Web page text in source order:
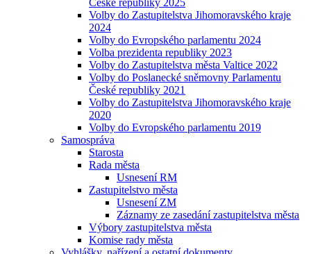
České republiky 2025
Volby do Zastupitelstva Jihomoravského kraje
2024
Volby do Evropského parlamentu 2024
Volba prezidenta republiky 2023
Volby do Zastupitelstva města Valtice 2022
Volby do Poslanecké sněmovny Parlamentu
České republiky 2021
Volby do Zastupitelstva Jihomoravského kraje
2020
Volby do Evropského parlamentu 2019
Samospráva
Starosta
Rada města
Usnesení RM
Zastupitelstvo města
Usnesení ZM
Záznamy ze zasedání zastupitelstva města
Výbory zastupitelstva města
Komise rady města